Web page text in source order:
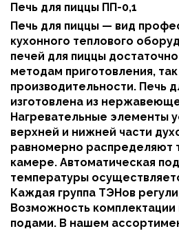
Печь для пиццы ПП-0,1
Печь для пиццы — вид
кухонного теплового
печей для пиццы
методам приготовления, так
производительности. Печь
изготовлена из
Нагревательные элементы
верхней и нижней части
равномерно распределяют
камере. Автоматическая
температуры
Каждая группа ТЭНов
Возможность
подами. В нашем